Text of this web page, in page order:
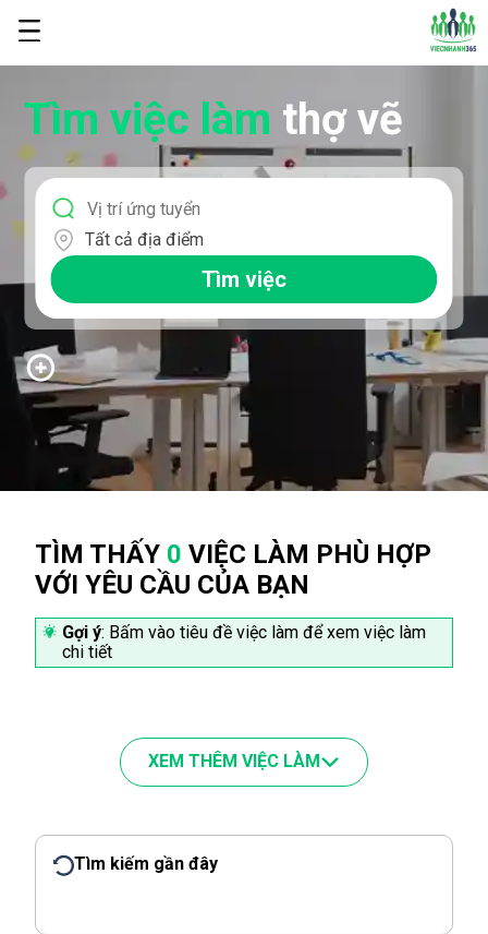
Tìm việc làm thợ vẽ
Tất cả địa điểm
Tìm việc
TÌM THẤY 0 VIỆC LÀM PHÙ HỢP
VỚI YÊU CẦU CỦA BẠN
Gợi ý: Bấm vào tiêu đề việc làm để xem việc làm
chi tiết
XEM THÊM VIỆC LÀM
Tìm kiếm gần đây